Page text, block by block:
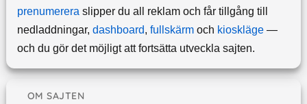
prenumereraslipper du all reklam och får tillgång till
nedladdningar, dashboard, fullskärmoch kioskläge—
och du gör det möjligt att fortsätta utveckla sajten.
OM SAJTEN